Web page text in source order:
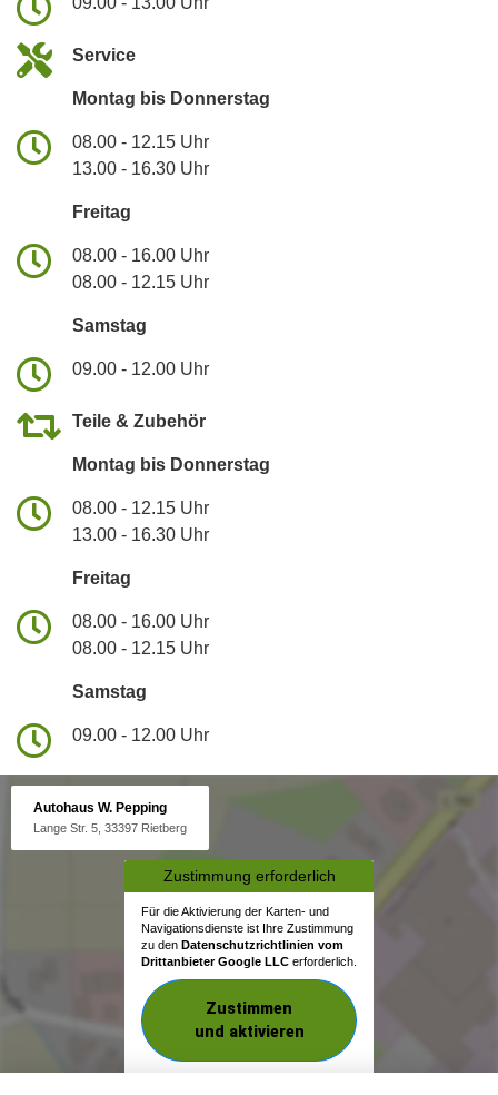
Service
Montag bis Donnerstag
08.00 - 12.15 Uhr
13.00 - 16.30 Uhr
Freitag
08.00 - 16.00 Uhr
08.00 - 12.15 Uhr
Samstag
09.00 - 12.00 Uhr
Teile & Zubehör
Montag bis Donnerstag
08.00 - 12.15 Uhr
13.00 - 16.30 Uhr
Freitag
08.00 - 16.00 Uhr
08.00 - 12.15 Uhr
Samstag
09.00 - 12.00 Uhr
Autohaus W. Pepping
Lange Str. 5, 33397 Rietberg
Zustimmung erforderlich
Für die Aktivierung der Karten- und
Navigationsdienste ist Ihre Zustimmung
zu den Datenschutzrichtlinien vom
Drittanbieter Google LLC erforderlich.
Zustimmen
und aktivieren